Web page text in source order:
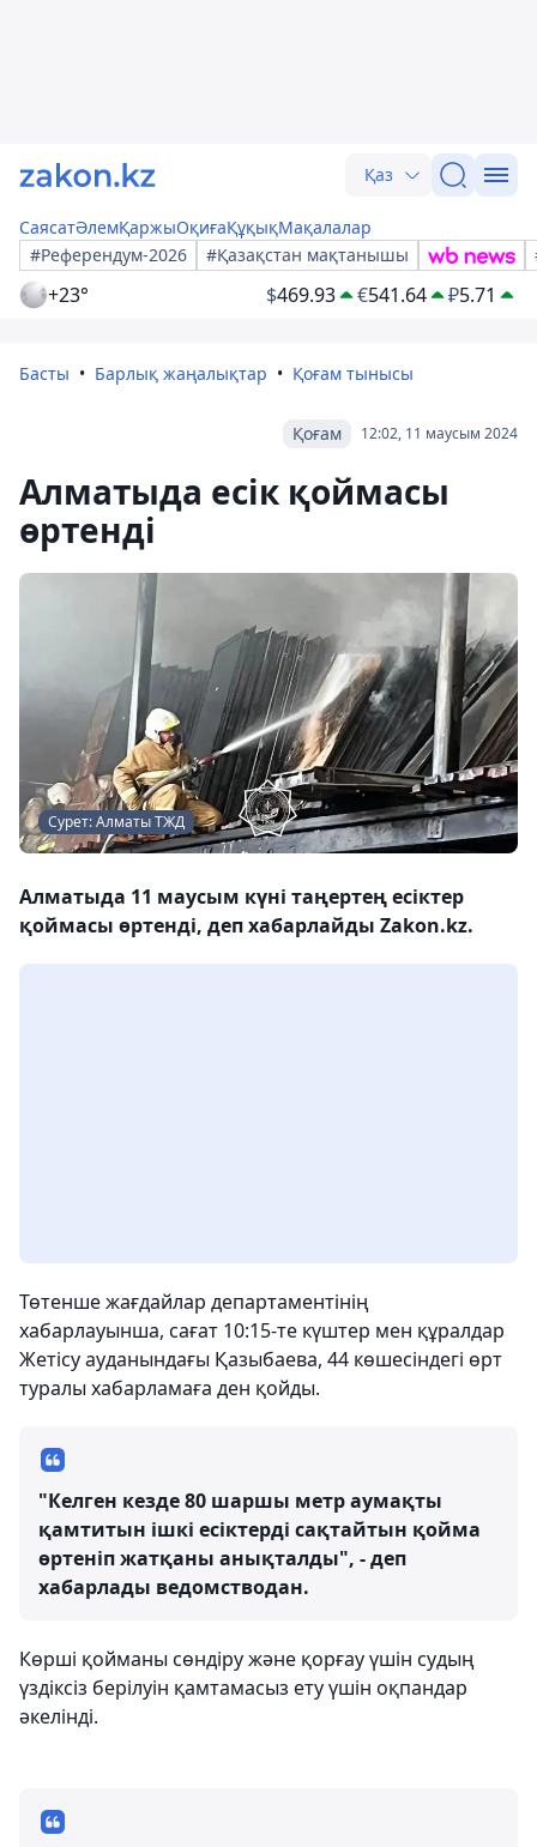
Қаз
СаясатӘлемҚаржыОқиғаҚұқықМақалалар
#Референдум-2026
#Қазақстан мақтанышы
+23° $469.93 €541.64 ₽5.71
Басты Барлық жаңалықтар Қоғам тынысы
12:02, 11 маусым 2024
Қоғам
Алматыда есік қоймасы
өртенді
Сурет: Алматы ТЖД
Алматыда 11 маусым күні таңертең есіктер
қоймасы өртенді, деп хабарлайды Zakon.kz.
Төтенше жағдайлар департаментінің
хабарлауынша, сағат 10:15-те күштер мен құралдар
Жетісу ауданындағы Қазыбаева, 44 көшесіндегі өрт
туралы хабарламаға ден қойды.
"Келген кезде 80 шаршы метр аумақты
қамтитын ішкі есіктерді сақтайтын қойма
өртеніп жатқаны анықталды", - деп
хабарлады ведомстводан.
Көрші қойманы сөндіру және қорғау үшін судың
үздіксіз берілуін қамтамасыз ету үшін оқпандар
әкелінді.